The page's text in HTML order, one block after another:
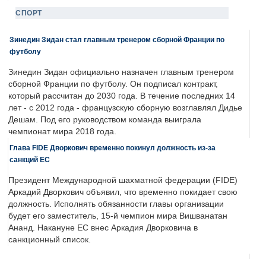
СПОРТ
Зинедин Зидан стал главным тренером сборной Франции по
футболу
Зинедин Зидан официально назначен главным тренером
сборной Франции по футболу. Он подписал контракт,
который рассчитан до 2030 года. В течение последних 14
лет - с 2012 года - французскую сборную возглавлял Дидье
Дешам. Под его руководством команда выиграла
чемпионат мира 2018 года.
Глава FIDE Дворкович временно покинул должность из-за
санкций ЕС
Президент Международной шахматной федерации (FIDE)
Аркадий Дворкович объявил, что временно покидает свою
должность. Исполнять обязанности главы организации
будет его заместитель, 15-й чемпион мира Вишванатан
Ананд. Накануне ЕС внес Аркадия Дворковича в
санкционный список.